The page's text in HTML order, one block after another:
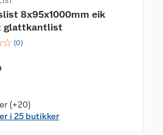
8x95x1000mm eik
glattkantlist
☆ (0)
(+20)
i 25 butikker